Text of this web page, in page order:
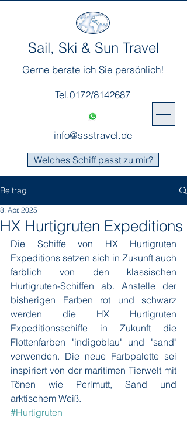
Sail, Ski & Sun Travel
Gerne berate ich Sie persönlich!
Tel.0172/8142687
info@ssstravel.de
Welches Schiff passt zu mir?
Beitrag
HX Hurtigruten Expeditions
8. Apr. 2025
Die Schiffe von HX Hurtigruten
Expeditions setzen sich in Zukunft auch
farblich von den klassischen
Hurtigruten-Schiffen ab. Anstelle der
bisherigen Farben rot und schwarz
werden die HX Hurtigruten
Expeditionsschiffe in Zukunft die
Flottenfarben "indigoblau" und "sand"
verwenden. Die neue Farbpalette sei
inspiriert von der maritimen Tierwelt mit
Tönen wie Perlmutt, Sand und
arktischem Weiß.
#Hurtigruten